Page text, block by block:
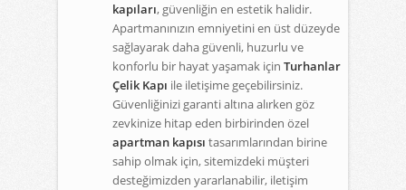
kapıları, güvenliğin en estetik halidir.
Apartmanınızın emniyetini en üst düzeyde
sağlayarak daha güvenli, huzurlu ve
konforlu bir hayat yaşamak için Turhanlar
Çelik Kapı ile iletişime geçebilirsiniz.
Güvenliğinizi garanti altına alırken göz
zevkinize hitap eden birbirinden özel
apartman kapısı tasarımlarından birine
sahip olmak için, sitemizdeki müşteri
desteğimizden yararlanabilir, iletişim